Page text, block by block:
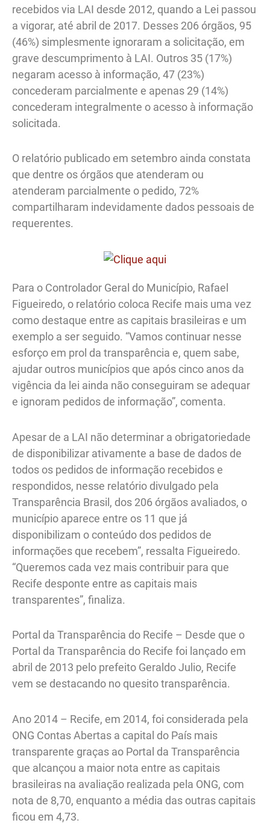
recebidos via LAI desde 2012, quando a Lei passou
a vigorar, até abril de 2017. Desses 206 órgãos, 95
(46%) simplesmente ignoraram a solicitação, em
grave descumprimento à LAI. Outros 35 (17%)
negaram acesso à informação, 47 (23%)
concederam parcialmente e apenas 29 (14%)
concederam integralmente o acesso à informação
solicitada.
O relatório publicado em setembro ainda constata
que dentre os órgãos que atenderam ou
atenderam parcialmente o pedido, 72%
compartilharam indevidamente dados pessoais de
requerentes.
Para o Controlador Geral do Município, Rafael
Figueiredo, o relatório coloca Recife mais uma vez
como destaque entre as capitais brasileiras e um
exemplo a ser seguido. “Vamos continuar nesse
esforço em prol da transparência e, quem sabe,
ajudar outros municípios que após cinco anos da
vigência da lei ainda não conseguiram se adequar
e ignoram pedidos de informação”, comenta.
Apesar de a LAI não determinar a obrigatoriedade
de disponibilizar ativamente a base de dados de
todos os pedidos de informação recebidos e
respondidos, nesse relatório divulgado pela
Transparência Brasil, dos 206 órgãos avaliados, o
município aparece entre os 11 que já
disponibilizam o conteúdo dos pedidos de
informações que recebem”, ressalta Figueiredo.
“Queremos cada vez mais contribuir para que
Recife desponte entre as capitais mais
transparentes”, finaliza.
Portal da Transparência do Recife – Desde que o
Portal da Transparência do Recife foi lançado em
abril de 2013 pelo prefeito Geraldo Julio, Recife
vem se destacando no quesito transparência.
Ano 2014 – Recife, em 2014, foi considerada pela
ONG Contas Abertas a capital do País mais
transparente graças ao Portal da Transparência
que alcançou a maior nota entre as capitais
brasileiras na avaliação realizada pela ONG, com
nota de 8,70, enquanto a média das outras capitais
ficou em 4,73.